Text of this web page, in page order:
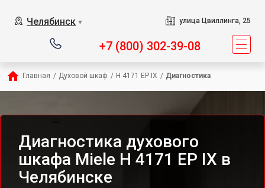
Челябинск ▼ улица Цвиллинга, 25
+7 (800) 302-39-08
Главная / Духовой шкаф / H 4171 EP IX / Диагностика
Диагностика духового
шкафа Miele H 4171 EP IX в
Челябинске